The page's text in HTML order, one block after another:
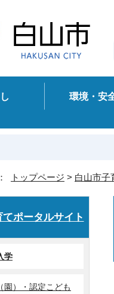
環境・安
トップページ > 白山市子
ポータルサイト
学
園）・認定こども